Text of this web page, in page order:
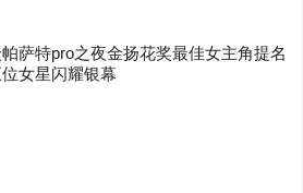
帕萨特pro之夜金扬花奖最佳女主角提名
女星闪耀银幕